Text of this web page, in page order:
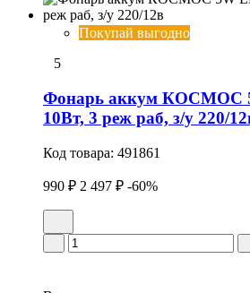
Покупай выгодно
5
Фонарь аккум КОСМОС
10Вт, 3 реж раб, з/у 220/
Код товара: 491861
990 ₽ 2 497 ₽ -60%